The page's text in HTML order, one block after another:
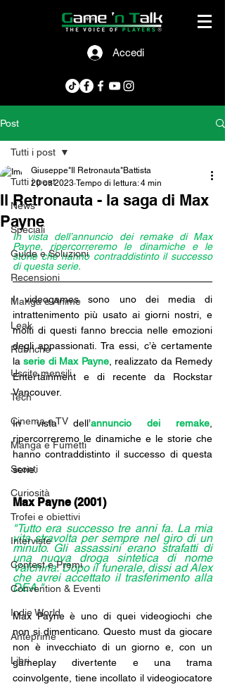
Accedi
Post
Tutti i post
News
Speciali
Guide e Soluzioni
Recensioni
Manga e Anime
Leak
Rubriche
Uscite mensili
Tech
Cinema e TV
Manga e Fumetti
Sconti
Curiosità
Trofei e obiettivi
Interviste
Contest e Premi
Convention & Eventi
Indie World
Anteprime
Libri
Tutti i post
Il Retronauta - la saga di Max
Payne
Giuseppe"Il Retronauta"Battista
20 ott 2023 Tempo di lettura: 4 min
In vista dell’annuncio dei remake di Max
Payne, ripercorreremo le dinamiche e le
storie che hanno contraddistinto il successo
di questa serie.
I videogames sono uno dei media di
intrattenimento più usato ai giorni nostri, e
molti di questi fanno breccia nelle emozioni
degli appassionati. Tra essi, c’è certamente
la serie di Max Payne, realizzato da Remedy
Entertainment e di recente da Rockstar
Vancouver.
In vista dell’annuncio dei remake
ripercorreremo le dinamiche e le storie che
hanno contraddistinto il successo di questa
serie.
Max Payne (2001)
"Tutto era successo tre anni fa. La mia
vita stravolta per sempre nel giro di un
minuto. Gli assassini erano strafatti di
una nuova droga sintetica di nome
Valchiria. Dopo il funerale, dissi ad Alex
che avrei accettato il trasferimento alla
DEA."
Max Payne è uno di quei videogiochi che
non si dimenticano. Questo must da giocare
non è invecchiato di un giorno e, con un
gameplay divertente e una trama
coinvolgente, tiene incollato il videogiocatore